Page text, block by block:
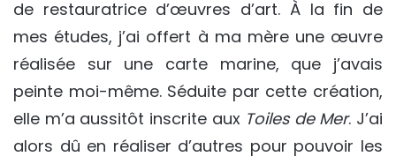
de restauratrice d’œuvres d’art. À la fin de
mes études, j’ai offert à ma mère une œuvre
réalisée sur une carte marine, que j’avais
peinte moi-même. Séduite par cette création,
elle m’a aussitôt inscrite aux Toiles de Mer. J’ai
alors dû en réaliser d’autres pour pouvoir les